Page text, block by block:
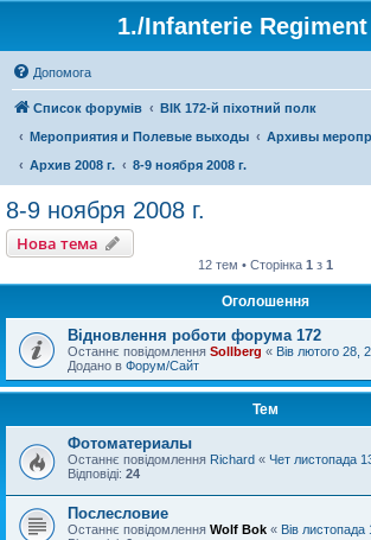
1./Infanterie Regiment
Допомога
Список форумів
ВІК 172-й піхотний полк
Мероприятия и Полевые выходы
Архивы
Архив 2008 г.
8-9 ноября 2008 г.
8-9 ноября 2008 г.
Нова тема
12 тем • Сторінка 1 з 1
Оголошення
Відновлення роботи форума 172
Останнє повідомлення Sollberg « Вів лютого 28,
Додано в Форум/Сайт
Тем
Фотоматериалы
Останнє повідомлення Richard « Чет листопада
Відповіді: 24
Послесловие
Останнє повідомлення Wolf Bok « Вів